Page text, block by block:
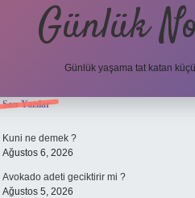
Günlük
Günlük yaşama tat katan
Sidebar
Son Yazılar
Kuni ne demek ?
Ağustos 6, 2026
Avokado adeti geciktirir mi ?
Ağustos 5, 2026